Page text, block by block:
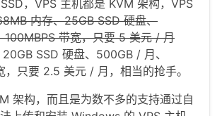
，VPS 主机都是 KVM 架构，VPS
内存、25GB SSD 硬盘、
100MBPS 带宽，只要 5 美元 / 月
SSD 硬盘、500GB / 月、
，只要 2.5 美元 / 月，相当的抢手。
架构，而且是为数不多的支持通过自